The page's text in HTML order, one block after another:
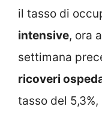
il tasso di
intensive, ora
settimana
ricoveri
tasso del